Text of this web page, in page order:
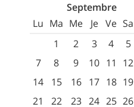
Septembre
Lu Ma Me Je Ve Sa
1
2 3 4 5
7
8 9 10 11 12
14
15 16 17 18 19
21
22 23 24 25 26